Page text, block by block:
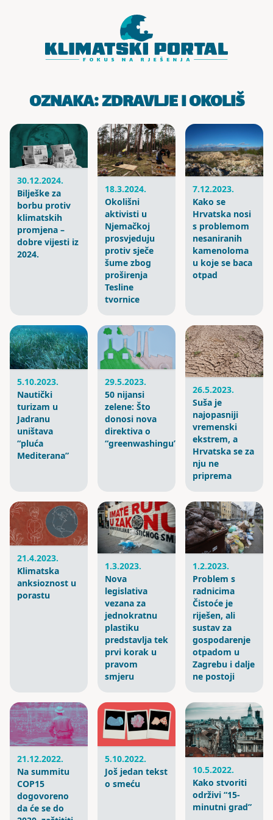
OZNAKA:ZDRAVLJE I OKOLIŠ
30.12.2024.
Bilješke za
borbu protiv
klimatskih
promjena –
dobre vijesti iz
2024.
18.3.2024.
Okolišni
aktivisti u
Njemačkoj
prosvjeduju
protiv sječe
šume zbog
proširenja
Tesline
tvornice
7.12.2023.
Kako se
Hrvatska nosi
s problemom
nesaniranih
kamenoloma
u koje se baca
otpad
5.10.2023.
Nautički
turizam u
Jadranu
uništava
“pluća
Mediterana”
29.5.2023.
50 nijansi
zelene: Što
donosi nova
direktiva o
“greenwashingu”
26.5.2023.
Suša je
najopasniji
vremenski
ekstrem, a
Hrvatska se za
nju ne
priprema
21.4.2023.
Klimatska
anksioznost u
porastu
1.3.2023.
Nova
legislativa
vezana za
jednokratnu
plastiku
predstavlja tek
prvi korak u
pravom
smjeru
1.2.2023.
Problem s
radnicima
Čistoće je
riješen, ali
sustav za
gospodarenje
otpadom u
Zagrebu i dalje
ne postoji
21.12.2022.
Na summitu
COP15
dogovoreno
da će se do
5.10.2022.
Još jedan tekst
o smeću
10.5.2022.
Kako stvoriti
održivi “15-
minutni grad”